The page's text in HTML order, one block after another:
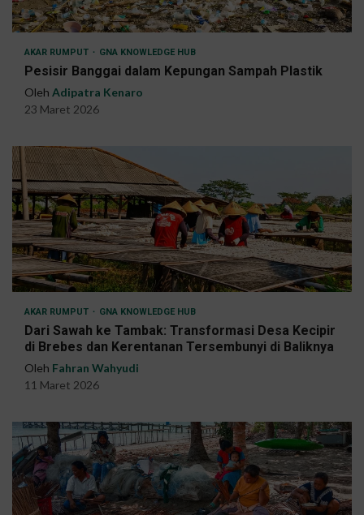
AKAR RUMPUT GNA KNOWLEDGE HUB
Pesisir Banggai dalam Kepungan Sampah Plastik
Oleh Adipatra Kenaro
23 Maret 2026
AKAR RUMPUT GNA KNOWLEDGE HUB
Dari Sawah ke Tambak: Transformasi Desa Kecipir
di Brebes dan Kerentanan Tersembunyi di Baliknya
Oleh Fahran Wahyudi
11 Maret 2026